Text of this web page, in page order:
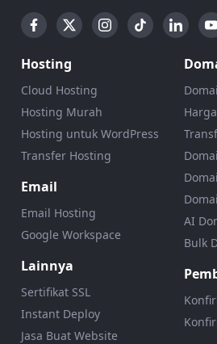
Hosting
Cloud Hosting
Hosting Murah
Hosting untuk WordPress
Transfer Hosting
Email
Email Hosting
Google Workspace
Lainnya
Sertifikat SSL
Instant Deploy
Jasa Buat Website
AI
Bulk